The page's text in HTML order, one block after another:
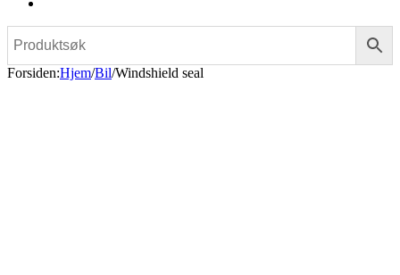
Forsiden:Hjem/Bil/Windshield seal